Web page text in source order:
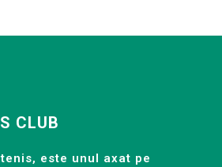
CLUB
este unul axat pe